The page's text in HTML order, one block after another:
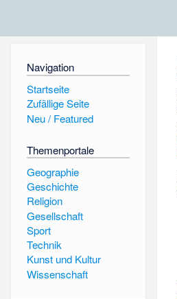
Navigation
Startseite
Zufällige Seite
Neu / Featured
Themenportale
Geographie
Geschichte
Religion
Gesellschaft
Sport
Technik
Kunst und Kultur
Wissenschaft